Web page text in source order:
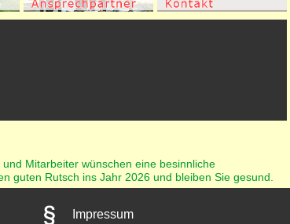
Mitarbeiter wünschen eine besinnliche
guten Rutsch ins Jahr 2026 und bleiben Sie gesund.
Impressum